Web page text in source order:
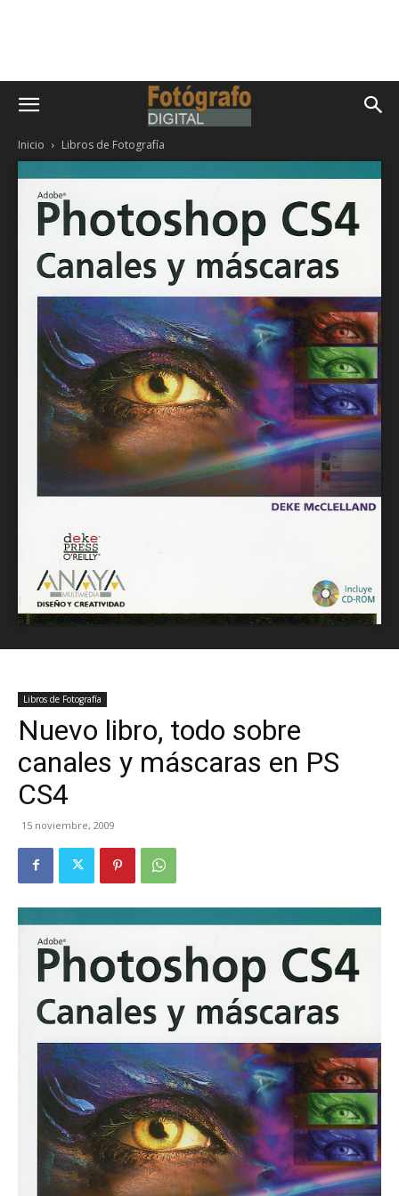
Inicio Libros de Fotografía
Libros de Fotografía
Nuevo libro, todo sobre
canales y máscaras en PS
CS4
15 noviembre, 2009